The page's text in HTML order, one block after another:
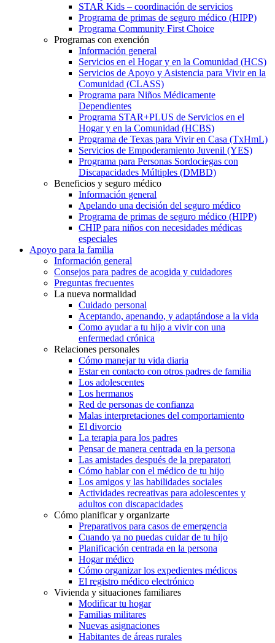
STAR Kids – coordinación de servicios
Programa de primas de seguro médico (HIPP)
Programa Community First Choice
Programas con exención
Información general
Servicios en el Hogar y en la Comunidad (HCS)
Servicios de Apoyo y Asistencia para Vivir en la
Comunidad (CLASS)
Programa para Niños Médicamente
Dependientes
Programa STAR+PLUS de Servicios en el
Hogar y en la Comunidad (HCBS)
Programa de Texas para Vivir en Casa (TxHmL)
Servicios de Empoderamiento Juvenil (YES)
Programa para Personas Sordociegas con
Discapacidades Múltiples (DMBD)
Beneficios y seguro médico
Información general
Apelando una decisión del seguro médico
Programa de primas de seguro médico (HIPP)
CHIP para niños con necesidades médicas
especiales
Apoyo para la familia
Información general
Consejos para padres de acogida y cuidadores
Preguntas frecuentes
La nueva normalidad
Cuidado personal
Aceptando, apenando, y adaptándose a la vida
Como ayudar a tu hijo a vivir con una
enfermedad crónica
Relaciones personales
Cómo manejar tu vida diaria
Estar en contacto con otros padres de familia
Los adolescentes
Los hermanos
Red de personas de confianza
Malas interpretaciones del comportamiento
El divorcio
La terapia para los padres
Pensar de manera centrada en la persona
Las amistades después de la preparatori
Cómo hablar con el médico de tu hijo
Los amigos y las habilidades sociales
Actividades recreativas para adolescentes y
adultos con discapacidades
Cómo planificar y organizarte
Preparativos para casos de emergencia
Cuando ya no puedas cuidar de tu hijo
Planificación centrada en la persona
Hogar médico
Cómo organizar los expedientes médicos
El registro médico electrónico
Vivienda y situaciones familiares
Modificar tu hogar
Familias militares
Nuevas asignaciones
Habitantes de áreas rurales